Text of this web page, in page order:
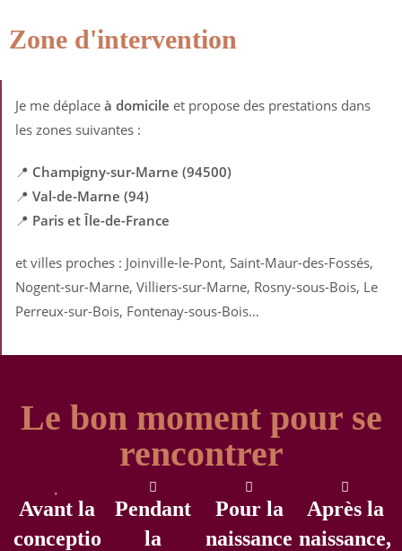
Zone d'intervention
Je me déplace à domicile et propose des prestations dans
les zones suivantes :
📍 Champigny-sur-Marne (94500)
📍 Val-de-Marne (94)
📍 Paris et Île-de-France
et villes proches : Joinville-le-Pont, Saint-Maur-des-Fossés,
Nogent-sur-Marne, Villiers-sur-Marne, Rosny-sous-Bois, Le
Perreux-sur-Bois, Fontenay-sous-Bois…
Le bon moment pour se
rencontrer
Avant la
conceptio
Pendant
la
Pour la
naissance
Après la
naissance,